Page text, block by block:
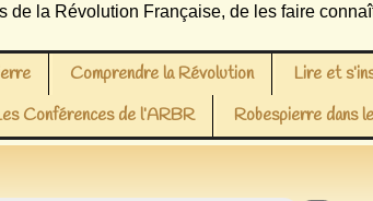
de la Révolution Française, de les faire
Comprendre la Révolution Lire et
Conférences de l’ARBR Robespierre dans